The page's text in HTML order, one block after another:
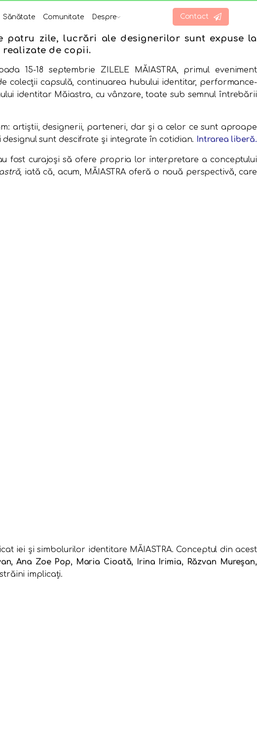
Sănătate Comunitate Despre Contact
zile, lucrări ale designerilor sunt expuse la
de copii.
15-18 septembrie ZILELE MĂIASTRA, primul eveniment
colecţii capsulă, continuarea hubului identitar, performance-
identitar Măiastra, cu vânzare, toate sub semnul întrebării
artiştii, designerii, parteneri, dar şi a celor ce sunt aproape
sunt descifrate şi integrate în cotidian. Intrarea liberă.
fost curajoși să ofere propria lor interpretare a conceptului
, iată că, acum, MĂIASTRA oferă o nouă perspectivă, care
iei şi simbolurilor identitare MĂIASTRA. Conceptul din acest
Ana Zoe Pop, Maria Cioată, Irina Irimia, Răzvan Mureşan,
implicaţi.